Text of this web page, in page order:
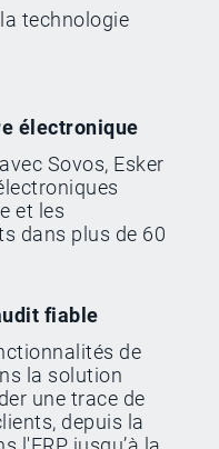
technologie
électronique
Sovos, Esker
et les
dans plus de 60
fiable
de
la solution
une trace de
depuis la